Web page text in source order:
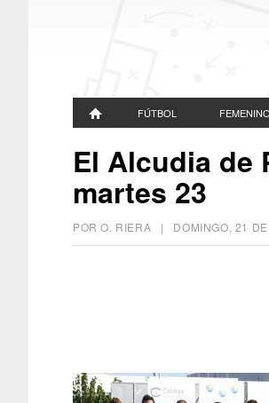
FÚTBOL FEMENINO
El Alcudia de
martes 23
POR O. RIERA | DOMINGO, 21